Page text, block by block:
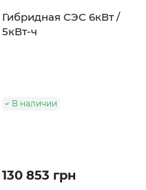
Гибридная СЭС 6кВт /
5кВт-ч
В наличии
130 853 грн